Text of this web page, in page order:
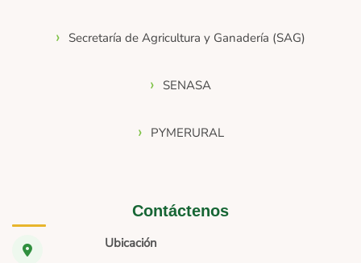
Secretaría de Agricultura y Ganadería (SAG)
SENASA
PYMERURAL
Contáctenos
Ubicación